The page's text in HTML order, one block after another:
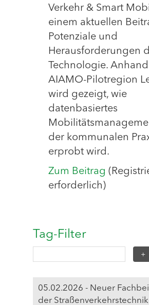
Verkehr & Smart
einem aktuellen
Potenziale und
Herausforderungen
Technologie.
AIAMO-Pilotregion
wird gezeigt, wie
datenbasiertes
der kommunalen
erprobt wird.
Zum Beitrag
erforderlich)
Tag-Filter
05.02.2026 - Neuer
der